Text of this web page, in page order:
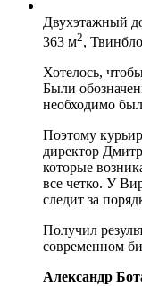
Двухэтажный
363 м2,
Хотелось,
Были
необходимо
Поэтому
директор
которые
все четко. У
следит за
Получил
современном
Александр